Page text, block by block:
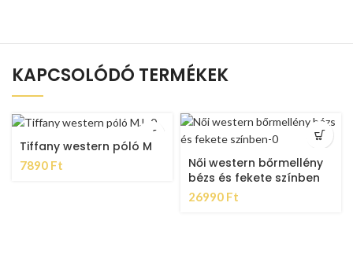
KAPCSOLÓDÓ TERMÉKEK
Tiffany western póló M
7890 Ft
Női western bőrmellény
bézs és fekete színben
26990 Ft